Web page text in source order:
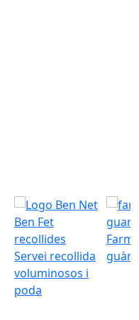
Servei recollida
voluminosos i
poda